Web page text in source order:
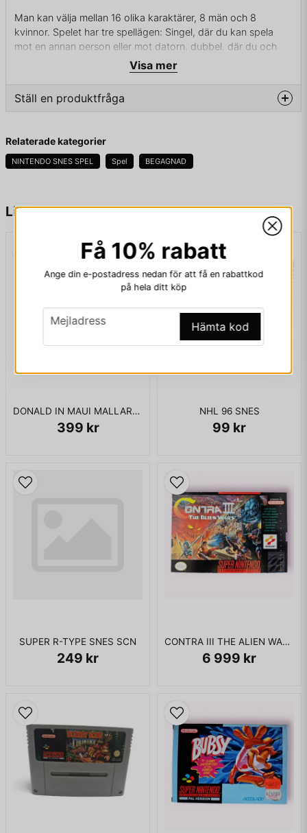
Liknande produkter
DONALD IN MAUI MALLARD SNES
399 kr
NHL 96 SNES
99 kr
SUPER R-TYPE SNES SCN
249 kr
CONTRA III THE ALIEN WARS SNES NTSC USA
6 999 kr
Man kan välja mellan 16 olika karaktärer, 8 män och 8
kvinnor. Spelet har tre spellägen: Singel, där du kan spela
mot en annan person eller mot datorn, dubbel, där du och
eventuellt en annan person kan para ihop er på något sätt i
en dubbelmatch samt Circuit mode. Circuit mode innehåller
flera tourer där du spelar genom turneringar för att få högre
rankning och siktar mot att nå rakingtoppen. Det finns fyra
Visa mer
Ställ en produktfråga
Fråga oss något om denna produkten...
Namn
Ja, ni får publicera min fråga
Relaterade kategorier
NINTENDO SNES SPEL Spel BEGAGNAD
Få 10% rabatt
Ange din e-postadress nedan för att få en rabattkod
på hela ditt köp
email
Mejladress Hämta kod